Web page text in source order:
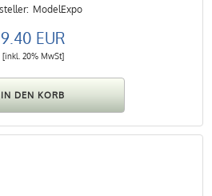
ModelExpo
9.40 EUR
[inkl. 20% MwSt]